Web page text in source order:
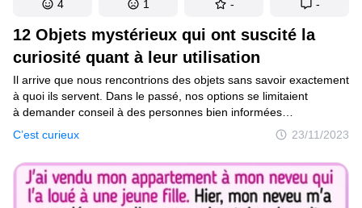
12 Objets mystérieux qui ont suscité la
curiosité quant à leur utilisation
C’est curieux 23/11/2023
Il arrive que nous rencontrions des objets sans savoir exactement
à quoi ils servent. Dans le passé, nos options se limitaient
à demander conseil à des personnes bien informées
ou à accepter simplement que certains mystères restent
irrésolus. Aujourd’hui, l’Internet est un outil précieux pour nous
aider à résoudre ces énigmes. Dans cette liste, nous avons
compilé 12 découvertes stupéfiantes, accompagnées
d’explications tout aussi époustouflantes les unes que les autres.
4 1 - -